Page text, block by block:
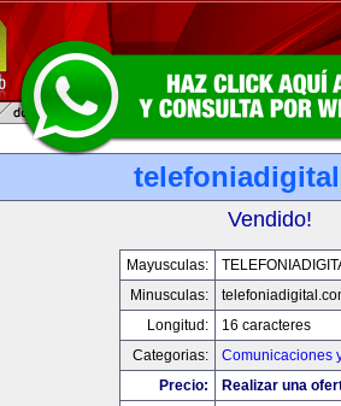
Vendido!
Mayusculas:
Minusculas:
Longitud:
16 caracteres
Categorias:
Comunicaciones
Precio:
Realizar una